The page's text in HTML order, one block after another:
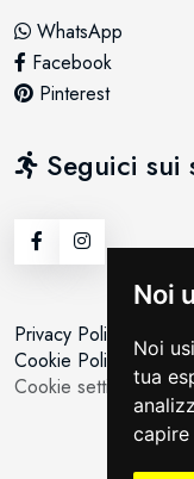
Noi
Noi
tua
WhatsApp
Facebook
Pinterest
Seguici sui
Privacy Policy
Cookie Policy
Cookie setting